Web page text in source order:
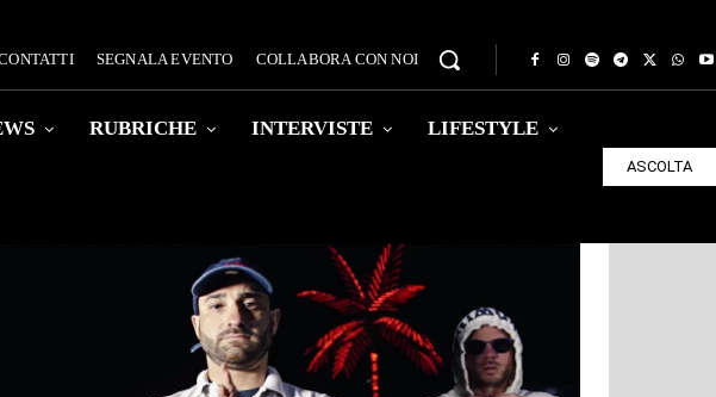
SEGNALA EVENTO COLLABORA CON NOI
RUBRICHE INTERVISTE LIFESTYLE
ASCOLTA